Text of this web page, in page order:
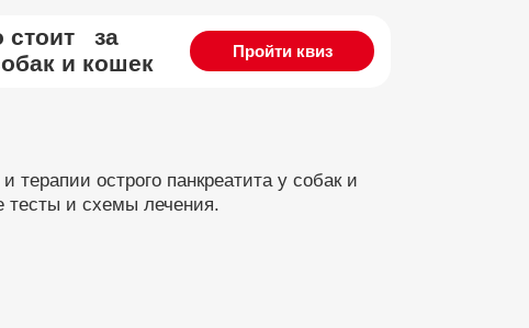
стоит за
и кошек
Пройти квиз
острого панкреатита у собак и
тесты и схемы лечения.